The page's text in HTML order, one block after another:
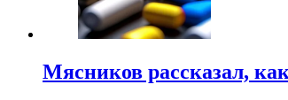
Мясников рассказал,